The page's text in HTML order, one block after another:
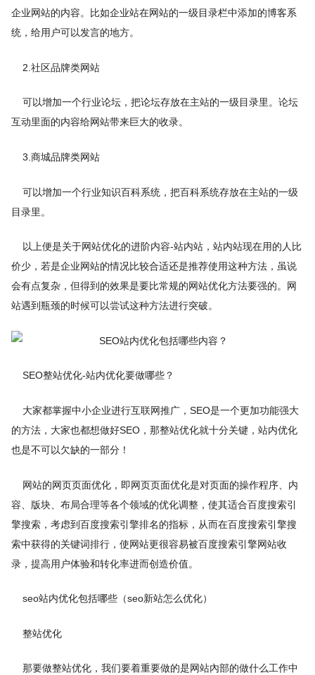
企业网站的内容。比如企业站在网站的一级目录栏中添加的博客系
统，给用户可以发言的地方。
2.社区品牌类网站
可以增加一个行业论坛，把论坛存放在主站的一级目录里。论坛
互动里面的内容给网站带来巨大的收录。
3.商城品牌类网站
可以增加一个行业知识百科系统，把百科系统存放在主站的一级
目录里。
以上便是关于网站优化的进阶内容-站内站，站内站现在用的人比
价少，若是企业网站的情况比较合适还是推荐使用这种方法，虽说
会有点复杂，但得到的效果是要比常规的网站优化方法要强的。网
站遇到瓶颈的时候可以尝试这种方法进行突破。
SEO整站优化-站内优化要做哪些？
大家都掌握中小企业进行互联网推广，SEO是一个更加功能强大
的方法，大家也都想做好SEO，那整站优化就十分关键，站内优化
也是不可以欠缺的一部分！
网站的网页页面优化，即网页页面优化是对页面的操作程序、内
容、版块、布局合理等各个领域的优化调整，使其适合百度搜索引
擎搜索，考虑到百度搜索引擎排名的指标，从而在百度搜索引擎搜
索中获得的关键词排行，使网站更很容易被百度搜索引擎网站收
录，提高用户体验和转化率进而创造价值。
seo站内优化包括哪些（seo新站怎么优化）
整站优化
那要做整站优化，我们要着重要做的是网站內部的做什么工作中